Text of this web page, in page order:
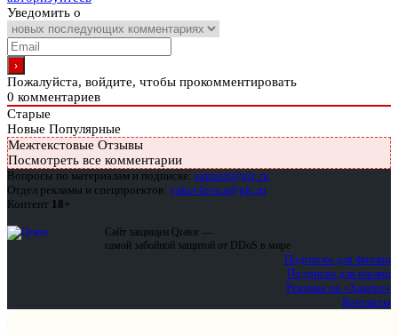
Уведомить о
Пожалуйста, войдите, чтобы прокомментировать
0 комментариев
Старые
Новые Популярные
Межтекстовые Отзывы
Посмотреть все комментарии
Вопросы по материалам и подписке: support@glc.ru
Отдел рекламы и спецпроектов: yakovleva.a@glc.ru
Контент 18+
Сайт защищен Qrator —
самой забойной защитой от DDoS в мире
Подписка для физлиц
Подписка для юрлиц
Реклама на «Хакере»
Контакты